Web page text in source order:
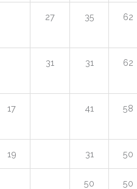
27 35 62
31 31 62
17 41 58
19 31 50
50 50